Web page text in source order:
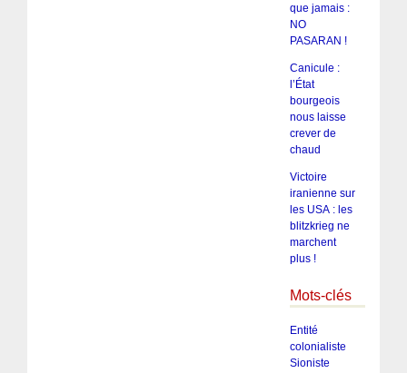
que jamais :
NO
PASARAN !
Canicule :
l’État
bourgeois
nous laisse
crever de
chaud
Victoire
iranienne sur
les USA : les
blitzkrieg ne
marchent
plus !
Mots-clés
Entité
colonialiste
Sioniste